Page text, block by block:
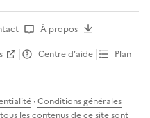
À propos
Centre d’aide
Plan
·Conditions générales
les contenus de ce site sont